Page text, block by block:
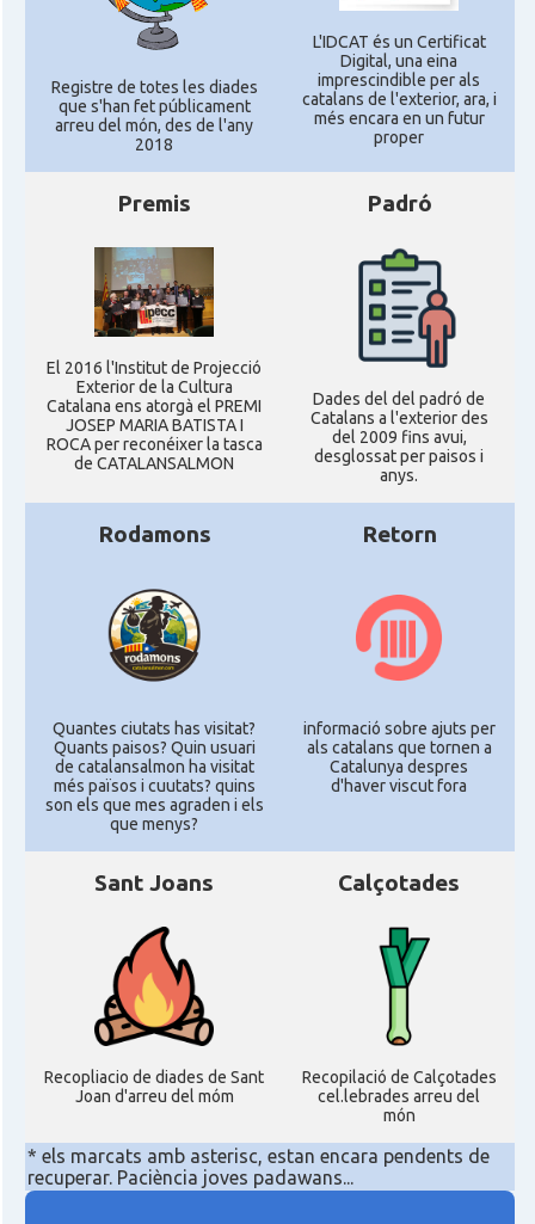
Registre de totes les diades
que s'han fet públicament
arreu del món, des de l'any
2018
L'IDCAT és un Certificat
Digital, una eina
imprescindible per als
catalans de l'exterior, ara, i
més encara en un futur
proper
Premis
El 2016 l'Institut de Projecció
Exterior de la Cultura
Catalana ens atorgà el PREMI
JOSEP MARIA BATISTA I
ROCA per reconéixer la tasca
de CATALANSALMON
Padró
Dades del del padró de
Catalans a l'exterior des
del 2009 fins avui,
desglossat per paisos i
anys.
Rodamons
Quantes ciutats has visitat?
Quants paisos? Quin usuari
de catalansalmon ha visitat
més països i cuutats? quins
son els que mes agraden i els
que menys?
Retorn
informació sobre ajuts per
als catalans que tornen a
Catalunya despres
d'haver viscut fora
Sant Joans
Recopliacio de diades de Sant
Joan d'arreu del móm
Calçotades
Recopilació de Calçotades
cel.lebrades arreu del
món
* els marcats amb asterisc, estan encara pendents de
recuperar. Paciència joves padawans...